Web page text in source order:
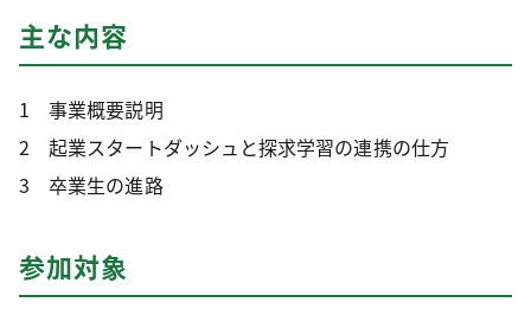
主な内容
1 事業概要説明
2 起業スタートダッシュと探求学習の連携の仕方
3 卒業生の進路
参加対象